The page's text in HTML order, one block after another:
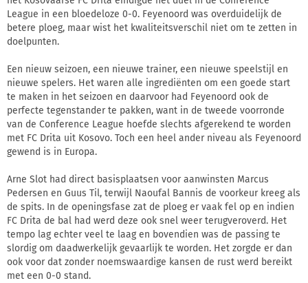
League in een bloedeloze 0-0. Feyenoord was overduidelijk de
betere ploeg, maar wist het kwaliteitsverschil niet om te zetten in
doelpunten.
Een nieuw seizoen, een nieuwe trainer, een nieuwe speelstijl en
nieuwe spelers. Het waren alle ingrediënten om een goede start
te maken in het seizoen en daarvoor had Feyenoord ook de
perfecte tegenstander te pakken, want in de tweede voorronde
van de Conference League hoefde slechts afgerekend te worden
met FC Drita uit Kosovo. Toch een heel ander niveau als Feyenoord
gewend is in Europa.
Arne Slot had direct basisplaatsen voor aanwinsten Marcus
Pedersen en Guus Til, terwijl Naoufal Bannis de voorkeur kreeg als
de spits. In de openingsfase zat de ploeg er vaak fel op en indien
FC Drita de bal had werd deze ook snel weer terugveroverd. Het
tempo lag echter veel te laag en bovendien was de passing te
slordig om daadwerkelijk gevaarlijk te worden. Het zorgde er dan
ook voor dat zonder noemswaardige kansen de rust werd bereikt
met een 0-0 stand.